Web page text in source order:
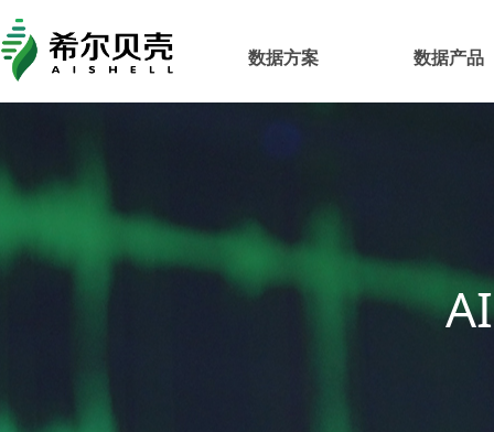
数据方案 数据产品